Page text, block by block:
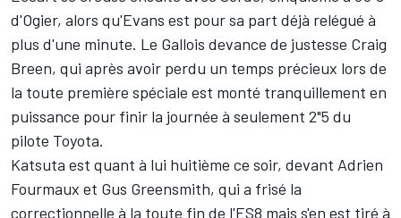
d'Ogier, alors qu'Evans est pour sa part déjà relégué à
plus d'une minute. Le Gallois devance de justesse Craig
Breen, qui après avoir perdu un temps précieux lors de
la toute première spéciale est monté tranquillement en
puissance pour finir la journée à seulement 2"5 du
pilote Toyota.
Katsuta est quant à lui huitième ce soir, devant Adrien
Fourmaux et Gus Greensmith, qui a frisé la
correctionnelle à la toute fin de l'ES8 mais s'en est tiré à